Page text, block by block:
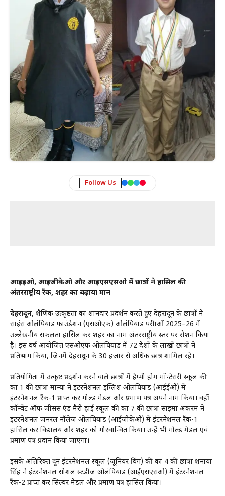
Follow Us
आईईओ, आईजीकेओ और आईएसएसओ में छात्रों ने हासिल की
अंतरराष्ट्रीय रैंक, शहर का बढ़ाया मान
देहरादून, शैक्षणिक उत्कृष्टता का शानदार प्रदर्शन करते हुए देहरादून के छात्रों ने
साइंस ओलंपियाड फाउंडेशन (एसओएफ) ओलंपियाड परीक्षाओं 2025–26 में
उल्लेखनीय सफलता हासिल कर शहर का नाम अंतरराष्ट्रीय स्तर पर रोशन किया
है। इस वर्ष आयोजित एसओएफ ओलंपियाड में 72 देशों के लाखों छात्रों ने
प्रतिभाग किया, जिनमें देहरादून के 30 हजार से अधिक छात्र शामिल रहे।
प्रतियोगिता में उत्कृष्ट प्रदर्शन करने वाले छात्रों में हैप्पी होम मॉन्टेसरी स्कूल की
कक्षा 1 की छात्रा मान्या ने इंटरनेशनल इंग्लिश ओलंपियाड (आईईओ) में
इंटरनेशनल रैंक-1 प्राप्त कर गोल्ड मेडल और प्रमाण पत्र अपने नाम किया। वहीं
कॉन्वेंट ऑफ जीसस एंड मैरी हाई स्कूल की कक्षा 7 की छात्रा साइमा अकरम ने
इंटरनेशनल जनरल नॉलेज ओलंपियाड (आईजीकेओ) में इंटरनेशनल रैंक-1
हासिल कर विद्यालय और शहर को गौरवान्वित किया। उन्हें भी गोल्ड मेडल एवं
प्रमाण पत्र प्रदान किया जाएगा।
इसके अतिरिक्त दून इंटरनेशनल स्कूल (जूनियर विंग) की कक्षा 4 की छात्रा शनाया
सिंह ने इंटरनेशनल सोशल स्टडीज ओलंपियाड (आईएसएसओ) में इंटरनेशनल
रैंक-2 प्राप्त कर सिल्वर मेडल और प्रमाण पत्र हासिल किया।